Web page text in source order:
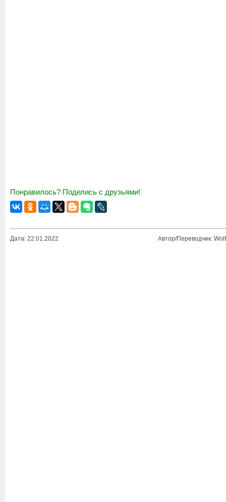
Понравилось? Поделись с друзьями!
Дата: 22.01.2022 Автор/Переводчик: Wolf